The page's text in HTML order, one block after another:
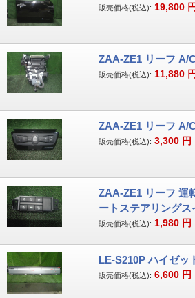
販売価格(税込): 19,800 円
ZAA-ZE1 リーフ A/
販売価格(税込): 11,880 円
ZAA-ZE1 リーフ A/
販売価格(税込): 3,300 円
ZAA-ZE1 リーフ 運
ートステアリングス
販売価格(税込): 1,980 円
LE-S210P ハイゼッ
販売価格(税込): 6,600 円